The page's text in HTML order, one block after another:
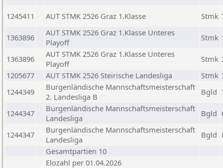
1245411 AUT STMK 2526 Graz 1.Klasse Stmk
1363896
AUT STMK 2526 Graz 1.Klasse Unteres
Playoff
Stmk
1363896
AUT STMK 2526 Graz 1.Klasse Unteres
Playoff
Stmk
1205677
AUT STMK 2526 Steirische Landesliga Stmk
1244349
Burgenländische Mannschaftsmeisterschaft
2. Landesliga B
Bgld
1244347
Burgenländische Mannschaftsmeisterschaft
Landesliga
Bgld
1244347
Burgenländische Mannschaftsmeisterschaft
Landesliga
Bgld
Gesamtpartien 10
Elozahl per 01.04.2026